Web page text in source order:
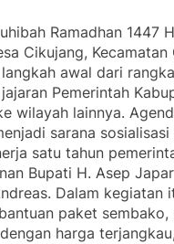
Ramadhan 1447
Cikujang, Kecamatan
awal dari
Pemerintah
wilayah lainnya.
sarana
satu tahun
Bupati H. Asep
Dalam kegiatan
paket sembako,
harga